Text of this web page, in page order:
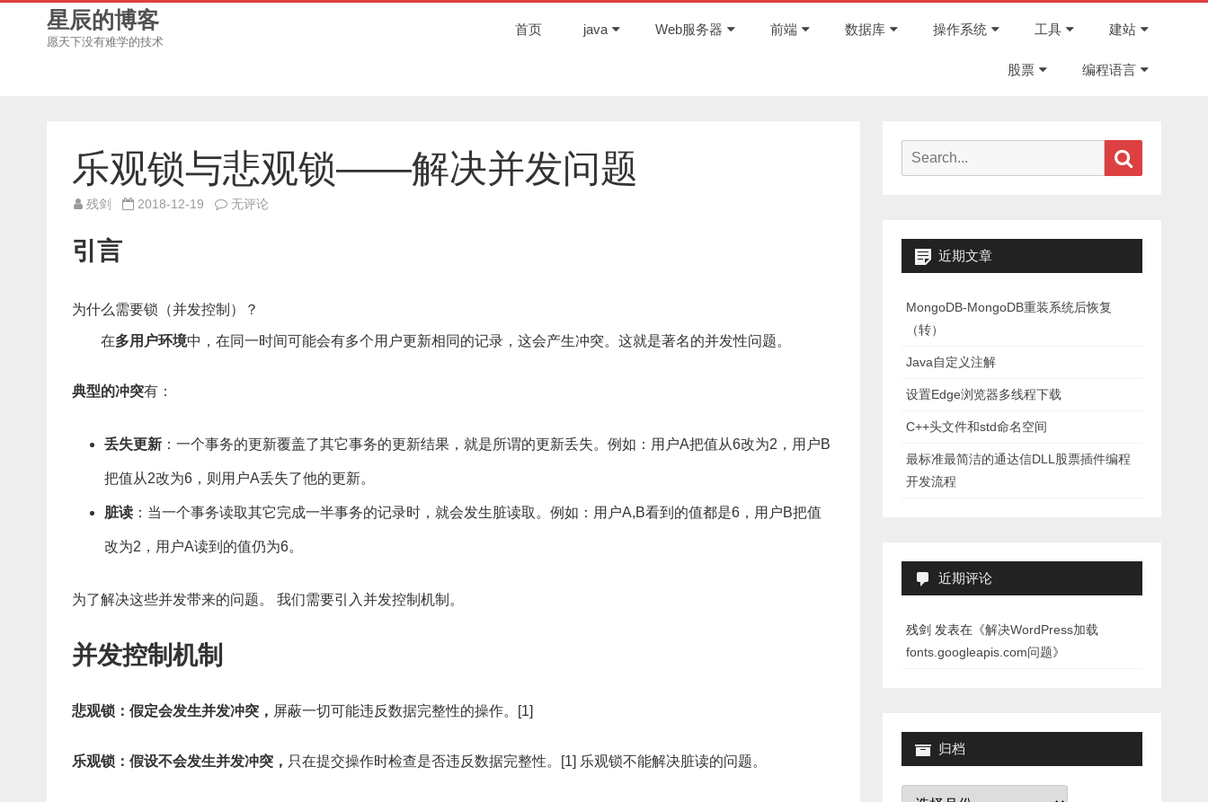
星辰的博客
愿天下没有难学的技术
首页 java Web服务器 前端 数据库 操作系统 工具 建站
股票 编程语言
乐观锁与悲观锁——解决并发问题
残剑 2018-12-19
乐
解
决
发
无评论
引言
为什么需要锁（并发控制）？
在多用户环境中，在同一时间可能会有多个用户更新相同的记录，这会产生冲突。这就是著名的并发性问题。
典型的冲突有：
丢失更新 ：一个事务的更新覆盖了其它事务的更新结果，就是所谓的更新丢失。例如：用户A把值从6改为2，用户B
把值从2改为6，则用户A丢失了他的更新。
脏读 ：当一个事务读取其它完成一半事务的记录时，就会发生脏读取。例如：用户A,B看到的值都是6，用户B把值
改为2，用户A读到的值仍为6。
为了解决这些并发带来的问题。 我们需要引入并发控制机制。
并发控制机制
悲观锁：假定会发生并发冲突， 屏蔽一切可能违反数据完整性的操作。[1]
乐观锁：假设不会发生并发冲突， 只在提交操作时检查是否违反数据完整性。[1] 乐观锁不能解决脏读的问题。
Search
近期文章
MongoDB-MongoDB重装系统后恢复
（转）
Java自定义注解
设置Edge浏览器多线程下载
C++头文件和std命名空间
最标准最简洁的通达信DLL股票插件编程
开发流程
近期评论
残剑 发表在《解决WordPress加载
fonts.googleapis.com问题》
归档
归